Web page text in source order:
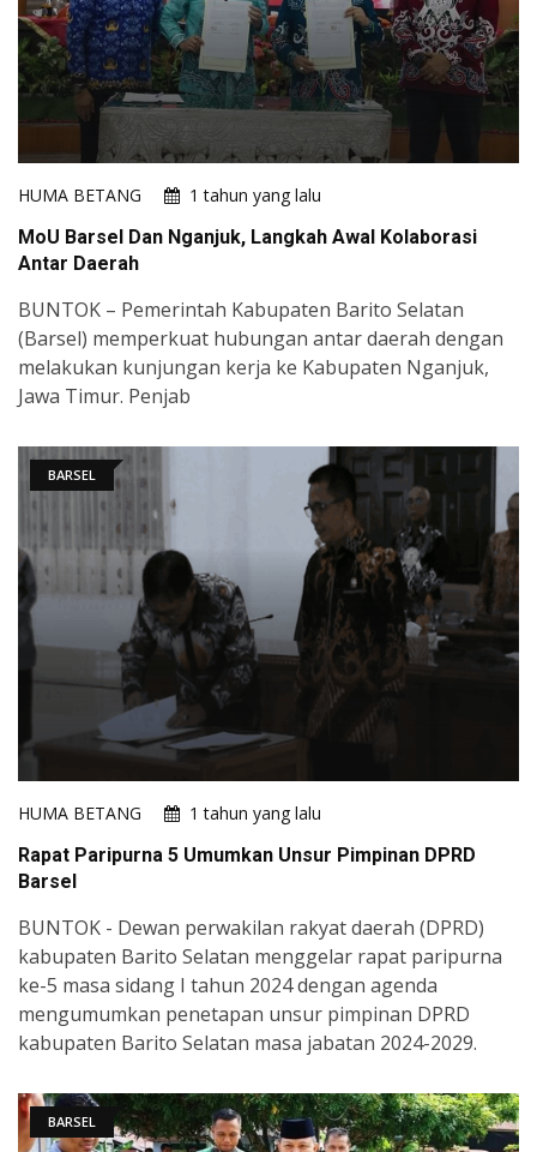
HUMA BETANG
1 tahun yang lalu
MoU Barsel Dan Nganjuk, Langkah Awal Kolaborasi
Antar Daerah
BUNTOK – Pemerintah Kabupaten Barito Selatan
(Barsel) memperkuat hubungan antar daerah dengan
melakukan kunjungan kerja ke Kabupaten Nganjuk,
Jawa Timur. Penjab
BARSEL
HUMA BETANG
1 tahun yang lalu
Rapat Paripurna 5 Umumkan Unsur Pimpinan DPRD
Barsel
BUNTOK - Dewan perwakilan rakyat daerah (DPRD)
kabupaten Barito Selatan menggelar rapat paripurna
ke-5 masa sidang I tahun 2024 dengan agenda
mengumumkan penetapan unsur pimpinan DPRD
kabupaten Barito Selatan masa jabatan 2024-2029.
BARSEL